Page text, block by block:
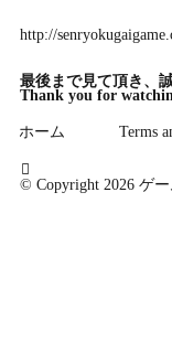
http://
最後まで見て頂き、
Thank you for
ホーム Terms
© Copyright 2026 ゲ